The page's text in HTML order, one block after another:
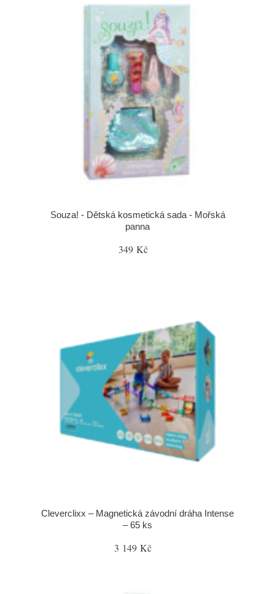
Souza! - Dětská kosmetická sada - Mořská
panna
349 Kč
Cleverclixx – Magnetická závodní dráha Intense
– 65 ks
3 149 Kč